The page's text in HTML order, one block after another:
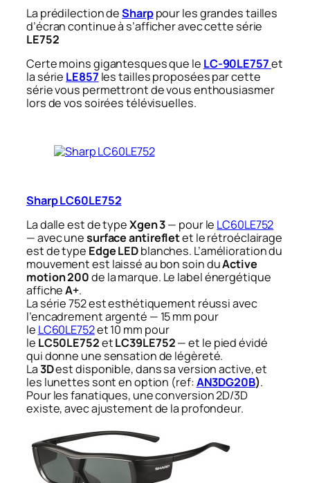
La prédilection deSharppour les grandes tailles
d’écran continue à s’afficher avec cette série
LE752
Certe moins gigantesques que le LC‑90LE757et
la série LE857 les tailles proposées par cette
série vous permettront de vous enthousiasmer
lors de vos soirées télévisuelles.
Sharp LC60LE752
La dalle est de typeXgen 3— pour le LC60LE752
— avec unesurface antirefletet le rétroéclairage
est de type Edge LEDblanches. L’amélioration du
mouvement est laissé au bon soin duActive
motion 200de la marque. Le label énergétique
afficheA+.
La série 752 est esthétiquement réussi avec
l’encadrement argenté — 15 mm pour
le LC60LE752et 10 mm pour
le LC50LE752etLC39LE752— et le pied évidé
qui donne une sensation de légèreté.
La3Dest disponible, dans sa version active, et
les lunettes sont en option (ref:AN3DG20B).
Pour les fanatiques, une conversion 2D/3D
existe, avec ajustement de la profondeur.